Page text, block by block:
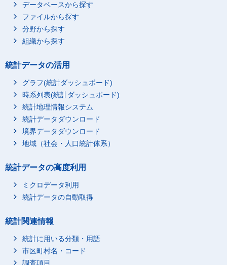
データベースから探す
ファイルから探す
分野から探す
組織から探す
統計データの活用
グラフ(統計ダッシュボード)
時系列表(統計ダッシュボード)
統計地理情報システム
統計データダウンロード
境界データダウンロード
地域（社会・人口統計体系）
統計データの高度利用
ミクロデータ利用
統計データの自動取得
統計関連情報
統計に用いる分類・用語
市区町村名・コード
調査項目